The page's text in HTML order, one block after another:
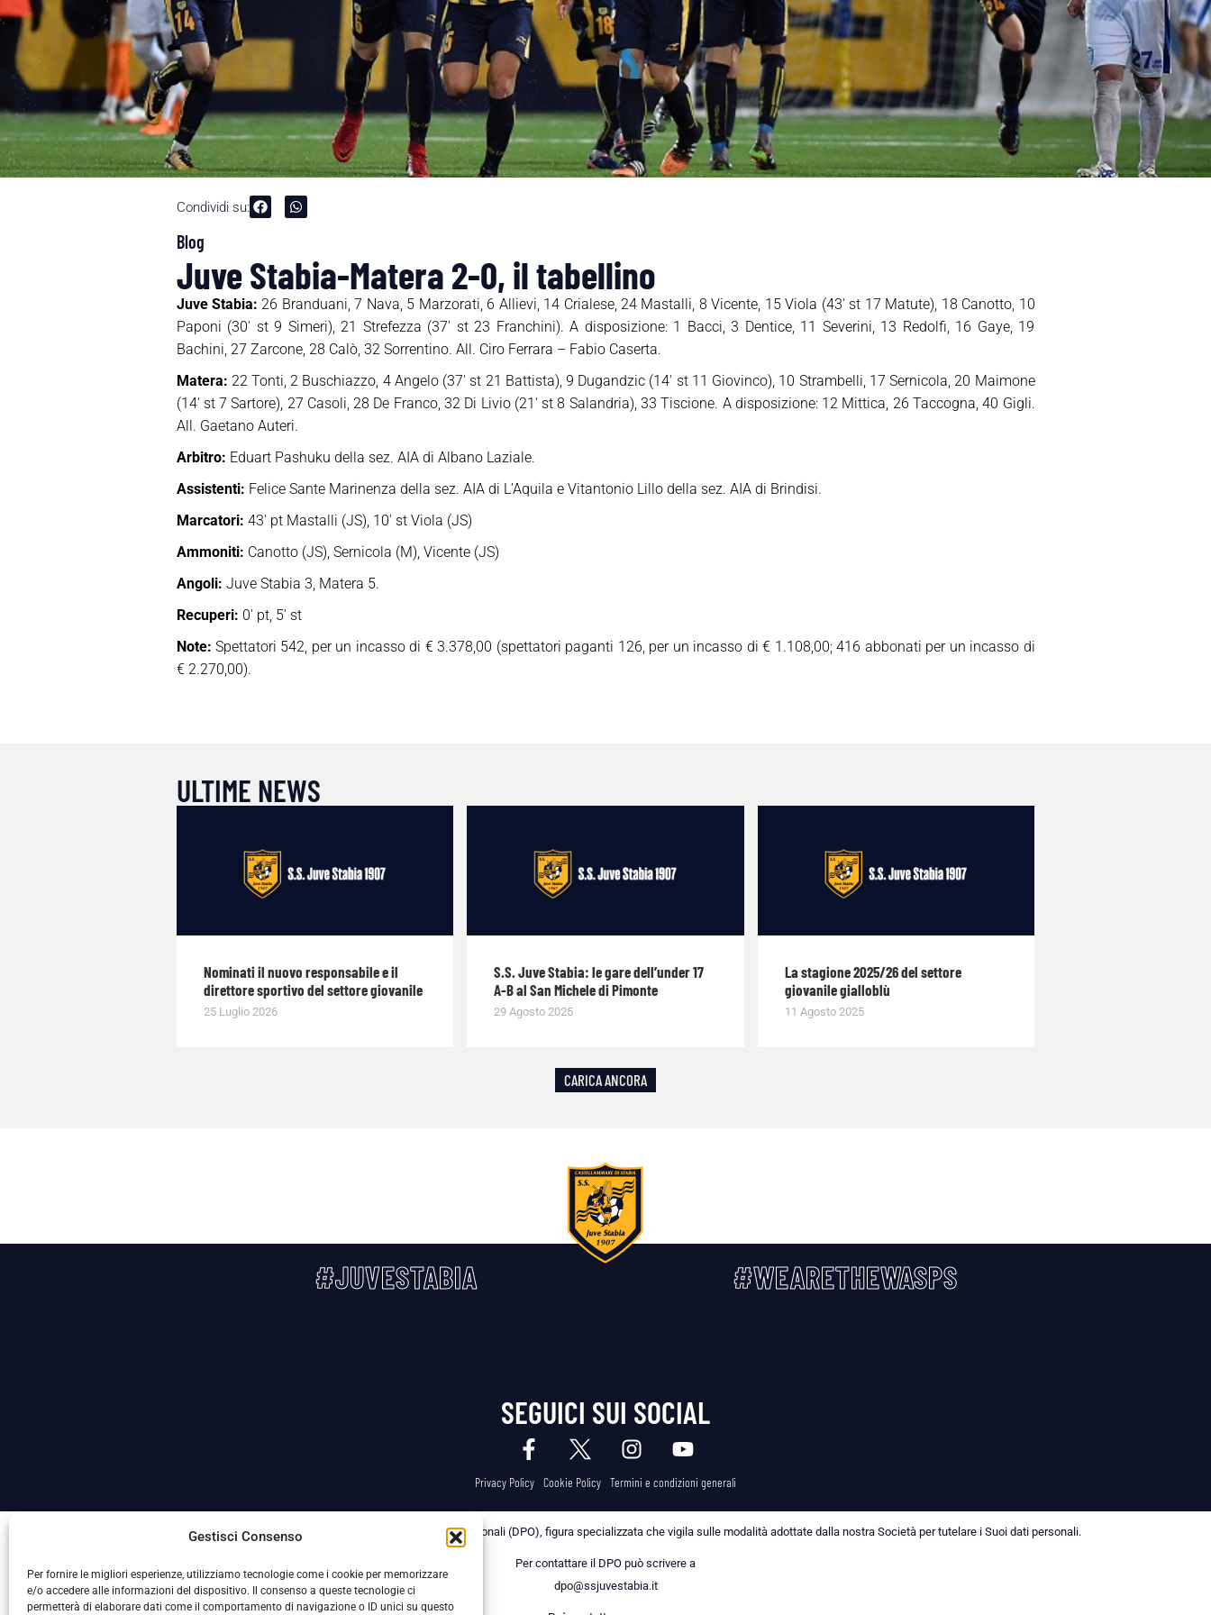
Gestisci Consenso
Per fornire le migliori esperienze, utilizziamo tecnologie come i cookie per memorizzare
e/o accedere alle informazioni del dispositivo. Il consenso a queste tecnologie ci
permetterà di elaborare dati come il comportamento di navigazione o ID unici su questo
Condividi su:
Blog
Juve Stabia-Matera 2-0, il tabellino
Juve Stabia: 26 Branduani, 7 Nava, 5 Marzorati, 6 Allievi, 14 Crialese, 24 Mastalli, 8 Vicente, 15 Viola (43′ st 17 Matute), 18 Canotto, 10
Paponi (30′ st 9 Simeri), 21 Strefezza (37′ st 23 Franchini). A disposizione: 1 Bacci, 3 Dentice, 11 Severini, 13 Redolfi, 16 Gaye, 19
Bachini, 27 Zarcone, 28 Calò, 32 Sorrentino. All. Ciro Ferrara – Fabio Caserta.
Matera: 22 Tonti, 2 Buschiazzo, 4 Angelo (37′ st 21 Battista), 9 Dugandzic (14′ st 11 Giovinco), 10 Strambelli, 17 Sernicola, 20 Maimone
(14′ st 7 Sartore), 27 Casoli, 28 De Franco, 32 Di Livio (21′ st 8 Salandria), 33 Tiscione. A disposizione: 12 Mittica, 26 Taccogna, 40 Gigli.
All. Gaetano Auteri.
Arbitro: Eduart Pashuku della sez. AIA di Albano Laziale.
Assistenti: Felice Sante Marinenza della sez. AIA di L’Aquila e Vitantonio Lillo della sez. AIA di Brindisi.
Marcatori: 43′ pt Mastalli (JS), 10′ st Viola (JS)
Ammoniti: Canotto (JS), Sernicola (M), Vicente (JS)
Angoli: Juve Stabia 3, Matera 5.
Recuperi: 0′ pt, 5′ st
Note: Spettatori 542, per un incasso di € 3.378,00 (spettatori paganti 126, per un incasso di € 1.108,00; 416 abbonati per un incasso di
€ 2.270,00).
ULTIME NEWS
Nominati il nuovo responsabile e il
direttore sportivo del settore giovanile
25 Luglio 2026
S.S. Juve Stabia: le gare dell’under 17
A-B al San Michele di Pimonte
29 Agosto 2025
La stagione 2025/26 del settore
giovanile gialloblù
11 Agosto 2025
CARICA ANCORA
#JUVESTABIA #WEARETHEWASPS
SEGUICI SUI SOCIAL
Privacy Policy Cookie Policy Termini e condizioni generali
La Società ha nominato il Responsabile della Protezione dei Dati Personali (DPO), figura specializzata che vigila sulle modalità adottate dalla nostra Società per tutelare i Suoi dati personali.
Per contattare il DPO può scrivere a
dpo@ssjuvestabia.it